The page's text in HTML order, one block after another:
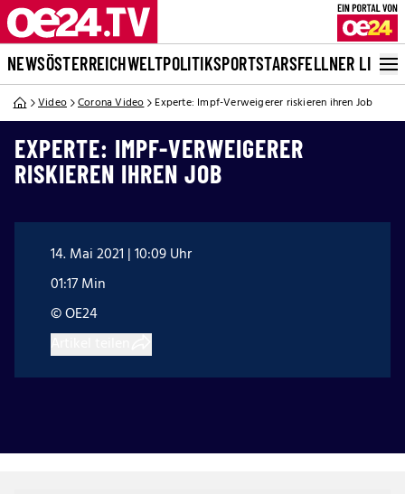
NEWSÖSTERREICHWELTPOLITIKSPORTSTARSFELLNER LIVE
Video Corona Video Experte: Impf-Verweigerer riskieren ihren Job
EXPERTE: IMPF-VERWEIGERER
RISKIEREN IHREN JOB
14. Mai 2021 | 10:09 Uhr
01:17 Min
© OE24